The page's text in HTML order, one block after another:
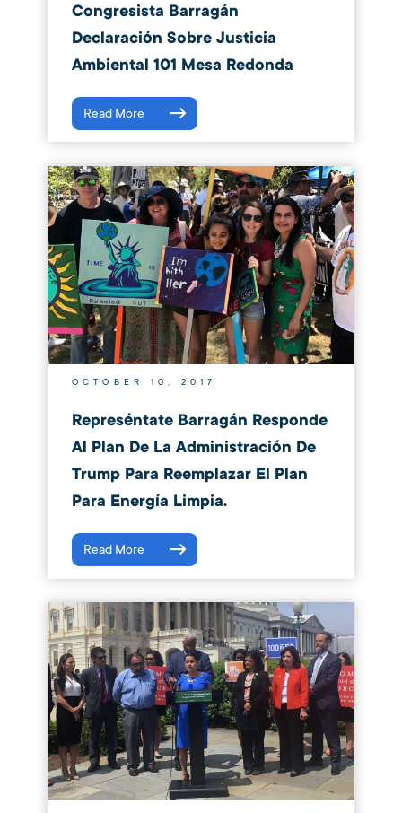
Congresista Barragán
Declaración Sobre Justicia
Ambiental 101 Mesa Redonda
Read More
OCTOBER 10, 2017
Represéntate Barragán Responde
Al Plan De La Administración De
Trump Para Reemplazar El Plan
Para Energía Limpia.
Read More